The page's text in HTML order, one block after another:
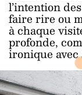
l’intention
faire rire ou
à chaque
profonde,
ironique